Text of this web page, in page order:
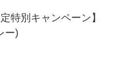
特別キャンペーン】
ー)